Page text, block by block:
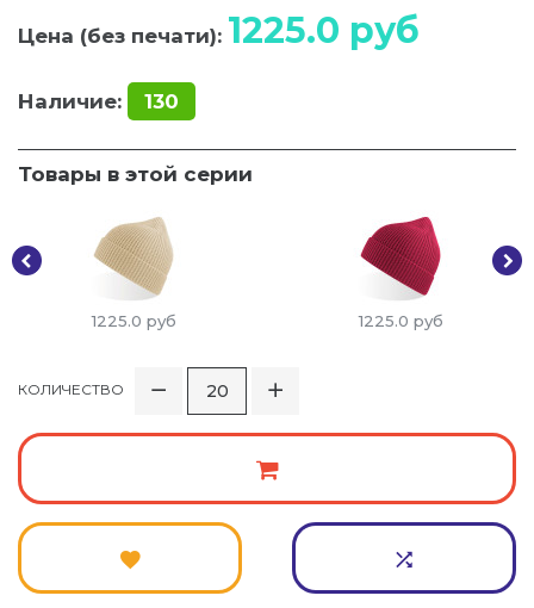
Цена (без печати): 1225.0 руб
Наличие: 130
Товары в этой серии
1225.0 руб 1225.0 руб
КОЛИЧЕСТВО